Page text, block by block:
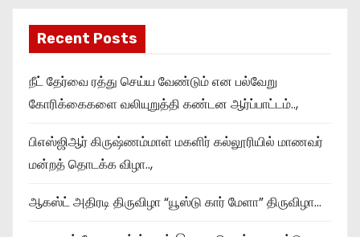
Recent Posts
நீட் தேர்வை ரத்து செய்ய வேண்டும் என பல்வேறு
கோரிக்கைகளை வலியுறுத்தி கண்டன ஆர்ப்பாட்டம்..,
பிஎஸ்ஜிஆர் கிருஷ்ணம்மாள் மகளிர் கல்லூரியில் மாணவர்
மன்றத் தொடக்க விழா..,
ஆகஸ்ட் அதிரடி திருவிழா “யூஸ்டு கார் மேளா” திருவிழா…